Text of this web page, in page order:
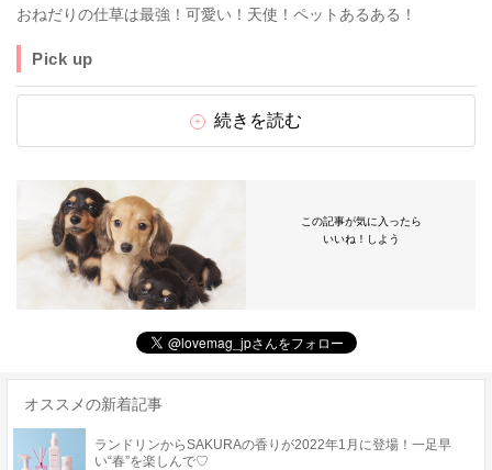
おねだりの仕草は最強！可愛い！天使！ペットあるある！
Pick up
続きを読む
この記事が気に入ったら
いいね！しよう
オススメの新着記事
ランドリンからSAKURAの香りが2022年1月に登場！一足早
い“春”を楽しんで♡